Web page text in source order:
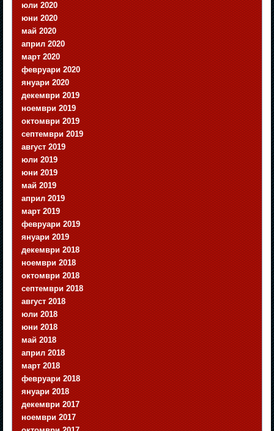
юли 2020
юни 2020
май 2020
април 2020
март 2020
февруари 2020
януари 2020
декември 2019
ноември 2019
октомври 2019
септември 2019
август 2019
юли 2019
юни 2019
май 2019
април 2019
март 2019
февруари 2019
януари 2019
декември 2018
ноември 2018
октомври 2018
септември 2018
август 2018
юли 2018
юни 2018
май 2018
април 2018
март 2018
февруари 2018
януари 2018
декември 2017
ноември 2017